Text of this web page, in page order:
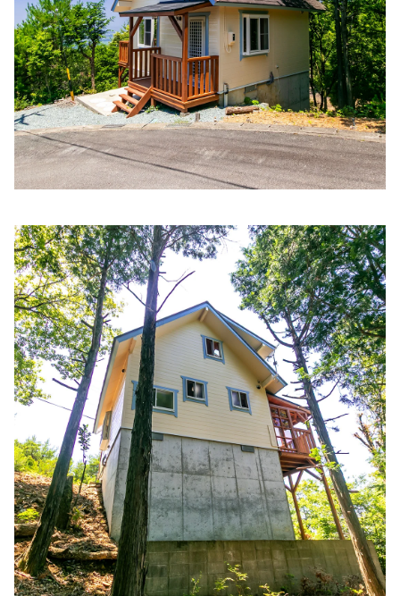
おざき内科クリニック
住所:三重県伊勢市御薗町高向６８６−２７ マップで見る
ほりぐち内科ハートクリニック
住所:三重県伊勢市小俣町元町４９６ マップで見る
林耳鼻咽喉科クリニック
住所:三重県伊勢市楠部町２０２−３０ マップで見る
おおやまだクリニック
住所:
三重県伊勢市神久２丁目１−１５ マップで見る
住所:三重県伊勢市中之町７２−１ マップで見る
ながや内科クリニック
住所:三重県伊勢市船江３丁目３−９ マップで見る
久保内科
住所:三重県伊勢市一之木３丁目５−１３ マップで見る
ハートクリニック福井
住所:三重県伊勢市御薗町長屋１９９７−１ マップで見る